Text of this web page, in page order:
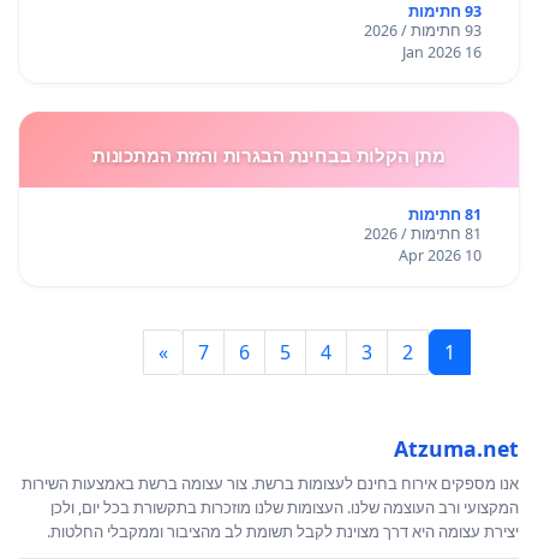
93 חתימות
93 חתימות / 2026
16 Jan 2026
מתן הקלות בבחינת הבגרות והזזת המתכונות
81 חתימות
81 חתימות / 2026
10 Apr 2026
1
2
3
4
5
6
7
»
Atzuma.net
אנו מספקים אירוח בחינם לעצומות ברשת. צור עצומה ברשת באמצעות השירות
המקצועי ורב העוצמה שלנו. העצומות שלנו מוזכרות בתקשורת בכל יום, ולכן
יצירת עצומה היא דרך מצוינת לקבל תשומת לב מהציבור וממקבלי החלטות.